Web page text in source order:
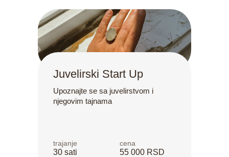
Juvelirski Start Up
Upoznajte se sa juvelirstvom i
njegovim tajnama
30 sati
trajanje
55 000 RSD
cena